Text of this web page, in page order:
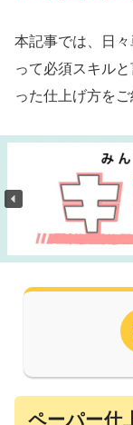
本記事では、日
って必須スキル
った仕上げ方をご
ペーパー仕